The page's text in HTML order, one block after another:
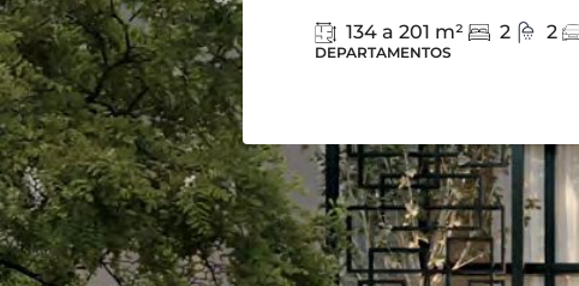
134 a 201 m² 2 2
DEPARTAMENTOS